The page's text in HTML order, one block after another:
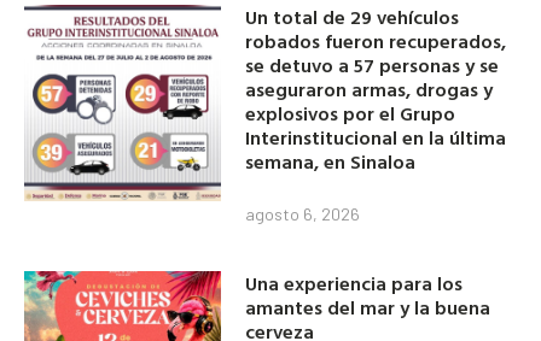
Un total de 29 vehículos
robados fueron recuperados,
se detuvo a 57 personas y se
aseguraron armas, drogas y
explosivos por el Grupo
Interinstitucional en la última
semana, en Sinaloa
agosto 6, 2026
Una experiencia para los
amantes del mar y la buena
cerveza